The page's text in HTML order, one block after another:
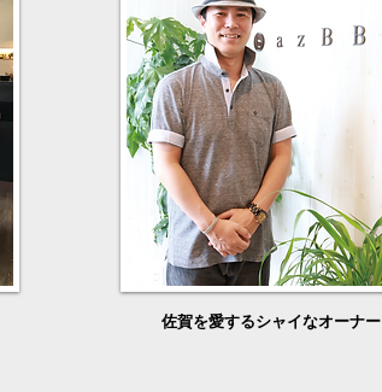
​佐賀を愛するシャイなオーナー